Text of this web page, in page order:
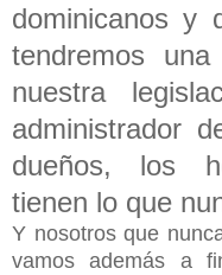
dominicanos y
tendremos
nuestra
administrador
dueños, los
tienen lo que
Y nosotros que
vamos además a